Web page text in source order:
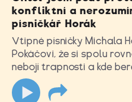
konfliktní a
písničkář Horák
Vtipné písničky Michala
Pokáčovi, že si spolu
nebojí trapnosti a kde